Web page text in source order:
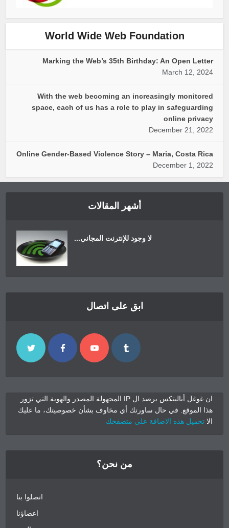
World Wide Web Foundation
Marking the Web’s 35th Birthday: An Open Letter
March 12, 2024
With the web becoming an increasingly monitored
space, each of us has a role to play in safeguarding
online privacy
December 21, 2022
Online Gender-Based Violence Story – Maria, Costa Rica
December 1, 2022
أشهر المقالات
لا وجود للإنترنت المجاني...
ابق على اتصال
ان غوغل أناليتكس يرصد ال IP المجهولة المصدر والهوية التي تزور
هذا الموقع. في حال ساورتك أي مخاوف بشأن خصوصيتك، ما عليك
الا تحميل هذه الاضافة على متصفحك
من نحن؟
اتصلوا بنا
اعضاؤنا